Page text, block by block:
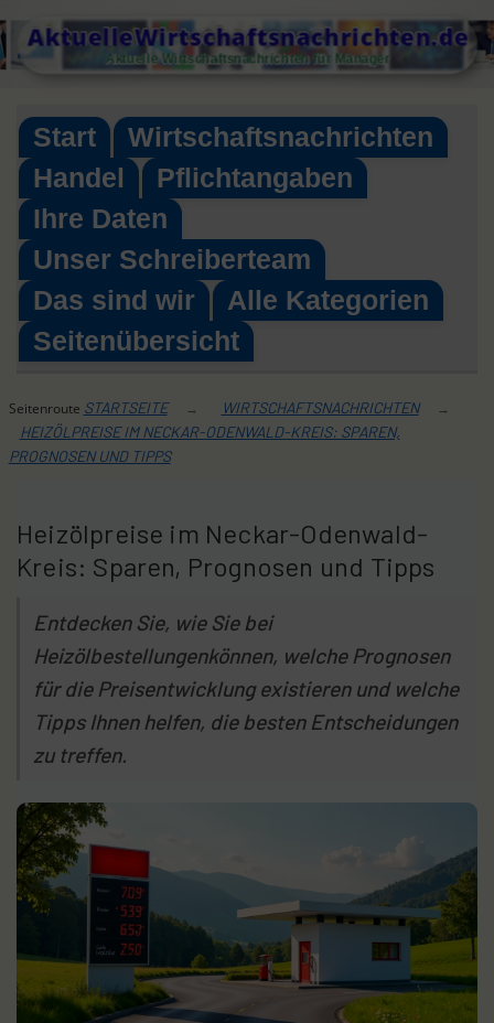
Skip
to AktuelleWirtschaftsnachrichten.de
Aktuelle Wirtschaftsnachrichten für Manager
Start
Wirtschaftsnachrichten
Handel
Pflichtangaben
Ihre Daten
Unser Schreiberteam
Das sind wir
Alle Kategorien
Seitenübersicht
Seitenroute STARTSEITE → WIRTSCHAFTSNACHRICHTEN →
HEIZÖLPREISE IM NECKAR-ODENWALD-KREIS: SPAREN,
PROGNOSEN UND TIPPS
Heizölpreise im Neckar-Odenwald-
Kreis: Sparen, Prognosen und Tipps
Entdecken Sie, wie Sie bei
Heizölbestellungenkönnen, welche Prognosen
für die Preisentwicklung existieren und welche
Tipps Ihnen helfen, die besten Entscheidungen
zu treffen.